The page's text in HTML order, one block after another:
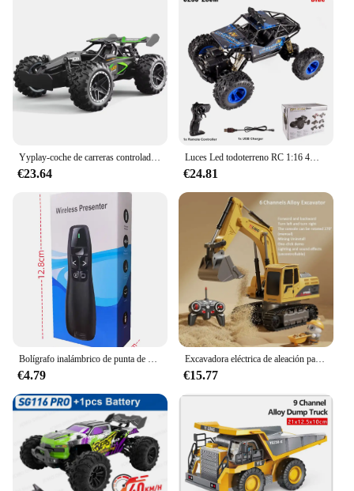
Yyplay-coche de carreras controlado por Radio para niños y adultos, juguete de vehículo todoterreno de alta velocidad, 1:18, Amazon Racing 4wd, 2,4g, 14 km/H, regalos de cumpleaños, G03063
€23.64
Luces Led todoterreno RC 1:16 4WD, 2,4G, Radio, Control remoto, RTR, coches, camiones, Juguetes
€24.81
Bolígrafo inalámbrico de punta de alimentación de 2024 GHz, bolígrafo de presentación, Clicker, Control remoto USB, puntero Flip Presenter, bolígrafos Advancer deslizantes PPT, novedad de 2,4
€4.79
Excavadora eléctrica de aleación para niños, coche de juguete con Control remoto, luces de sonido, 2,4G, vehículo de ingeniería, Gif, 11/9/6CH
€15.77